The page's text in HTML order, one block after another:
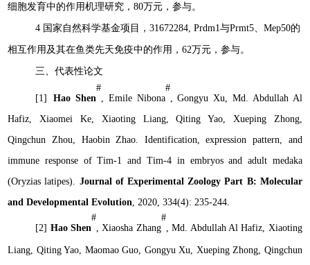
细胞发育中的作用机理研究，80万元，参与。
4 国家自然科学基金项目，31672284 , Prdm1与Prmt5 、Mep50的
相互作用及其在鱼类先天免疫中的作用，62万元，参与。
三、代表性论文
[1] Hao Shen
#
, Emile Nibona
#
,Gongyu Xu ,Md. Abdullah Al
Hafiz ,Xiaomei Ke, Xiaoting Liang,Qiting Yao Xueping Zhong,
Qingchun Zhou
Haobin Zhao.
Identification, expression pattern, and
immune response of Tim-1 and Tim-4 in embryos and adult medaka
(Oryzias latipes). Journal of Experimental Zoology Part B: Molecular
and Developmental Evolution , 2020, 334(4): 235-244.
[2] Hao Shen
#
, Xiaosha Zhang
#
, Md. Abdullah Al Hafiz, Xiaoting
Liang, Qiting Yao, Maomao Guo, Gongyu Xu, Xueping Zhong, Qingchun